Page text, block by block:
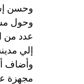
وحسن
وحول
عدد من
إلي
وأضاف
مجهزة